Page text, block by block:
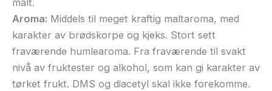
Aroma: Middels til meget kraftig maltaroma, med
karakter av brødskorpe og kjeks. Stort sett
fraværende humlearoma. Fra fraværende til svakt
nivå av fruktester og alkohol, som kan gi karakter av
tørket frukt. DMS og diacetyl skal ikke forekomme.